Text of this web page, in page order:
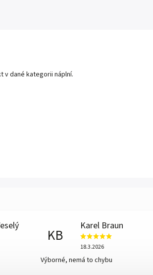
v dané kategorii náplní.
KB
Karel Braun
18.3.2026
Výborné, nemá to chybu